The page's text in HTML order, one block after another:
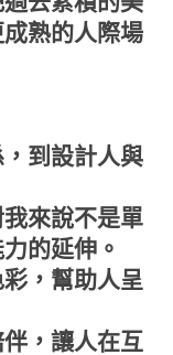
熟的人際場
到設計人與
來說不是單
的延伸。
，幫助人呈
，讓人在互